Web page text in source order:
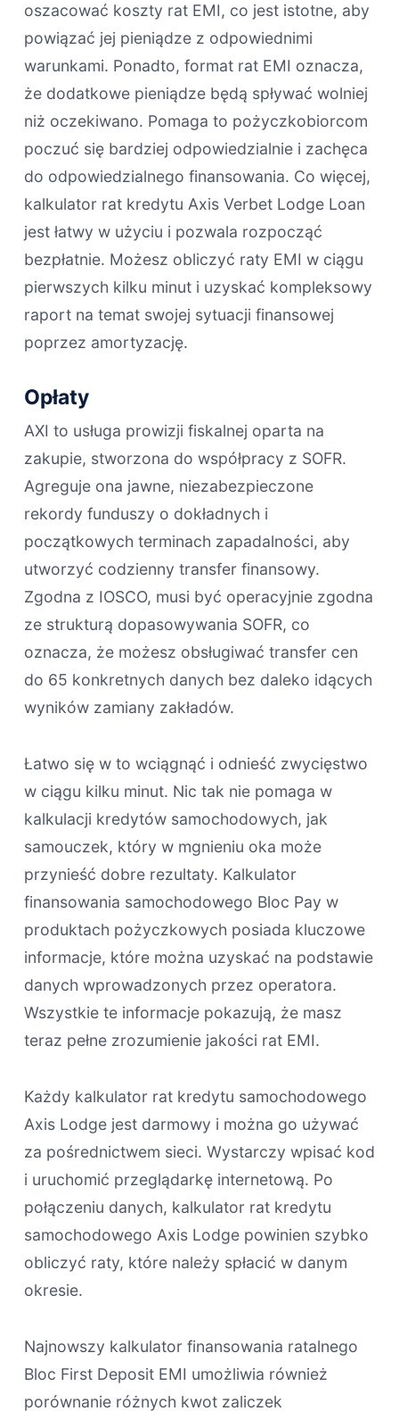
oszacować koszty rat EMI, co jest istotne, aby
powiązać jej pieniądze z odpowiednimi
warunkami. Ponadto, format rat EMI oznacza,
że ​​dodatkowe pieniądze będą spływać wolniej
niż oczekiwano. Pomaga to pożyczkobiorcom
poczuć się bardziej odpowiedzialnie i zachęca
do odpowiedzialnego finansowania. Co więcej,
kalkulator rat kredytu Axis Verbet Lodge Loan
jest łatwy w użyciu i pozwala rozpocząć
bezpłatnie. Możesz obliczyć raty EMI w ciągu
pierwszych kilku minut i uzyskać kompleksowy
raport na temat swojej sytuacji finansowej
poprzez amortyzację.
Opłaty
AXI to usługa prowizji fiskalnej oparta na
zakupie, stworzona do współpracy z SOFR.
Agreguje ona jawne, niezabezpieczone
rekordy funduszy o dokładnych i
początkowych terminach zapadalności, aby
utworzyć codzienny transfer finansowy.
Zgodna z IOSCO, musi być operacyjnie zgodna
ze strukturą dopasowywania SOFR, co
oznacza, że ​​możesz obsługiwać transfer cen
do 65 konkretnych danych bez daleko idących
wyników zamiany zakładów.
Łatwo się w to wciągnąć i odnieść zwycięstwo
w ciągu kilku minut. Nic tak nie pomaga w
kalkulacji kredytów samochodowych, jak
samouczek, który w mgnieniu oka może
przynieść dobre rezultaty. Kalkulator
finansowania samochodowego Bloc Pay w
produktach pożyczkowych posiada kluczowe
informacje, które można uzyskać na podstawie
danych wprowadzonych przez operatora.
Wszystkie te informacje pokazują, że masz
teraz pełne zrozumienie jakości rat EMI.
Każdy kalkulator rat kredytu samochodowego
Axis Lodge jest darmowy i można go używać
za pośrednictwem sieci. Wystarczy wpisać kod
i uruchomić przeglądarkę internetową. Po
połączeniu danych, kalkulator rat kredytu
samochodowego Axis Lodge powinien szybko
obliczyć raty, które należy spłacić w danym
okresie.
Najnowszy kalkulator finansowania ratalnego
Bloc First Deposit EMI umożliwia również
porównanie różnych kwot zaliczek